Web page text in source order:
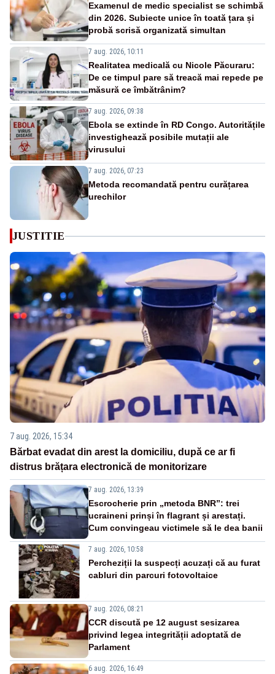
Examenul de medic specialist se schimbă
din 2026. Subiecte unice în toată țara și
probă scrisă organizată simultan
7 aug. 2026, 10:11
Realitatea medicală cu Nicole Păcuraru:
De ce timpul pare să treacă mai repede pe
măsură ce îmbătrânim?
7 aug. 2026, 09:38
Ebola se extinde în RD Congo. Autoritățile
investighează posibile mutații ale
virusului
7 aug. 2026, 07:23
Metoda recomandată pentru curățarea
urechilor
JUSTITIE
7 aug. 2026, 15:34
Bărbat evadat din arest la domiciliu, după ce ar fi
distrus brățara electronică de monitorizare
7 aug. 2026, 13:39
Escrocherie prin „metoda BNR”: trei
ucraineni prinși în flagrant și arestați.
Cum convingeau victimele să le dea banii
7 aug. 2026, 10:58
Percheziții la suspecți acuzați că au furat
cabluri din parcuri fotovoltaice
7 aug. 2026, 08:21
CCR discută pe 12 august sesizarea
privind legea integrității adoptată de
Parlament
6 aug. 2026, 16:49